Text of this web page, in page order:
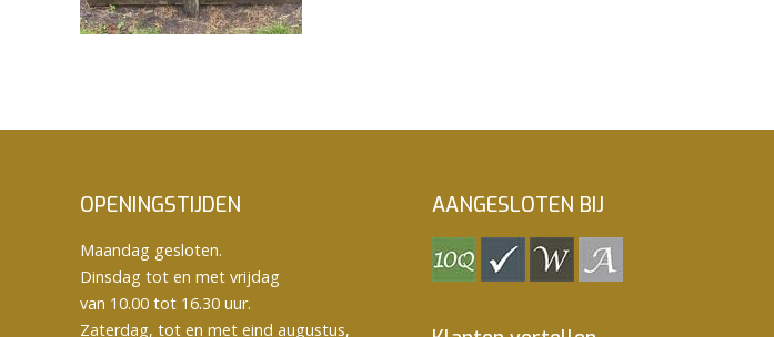
OPENINGSTIJDEN
Maandag gesloten.
Dinsdag tot en met vrijdag
van 10.00 tot 16.30 uur.
Zaterdag, tot en met eind augustus,
AANGESLOTEN BIJ